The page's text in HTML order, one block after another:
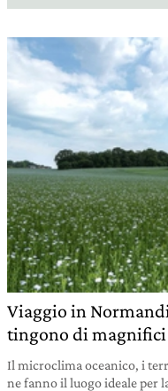
Viaggio in
tingono di
Il microclima oceanico, i
ne fanno il luogo ideale per